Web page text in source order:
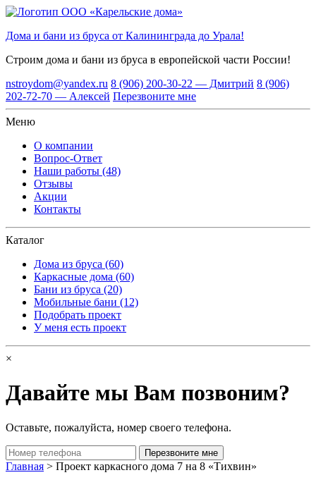
Дома и бани из бруса от Калининграда до Урала!
Строим дома и бани из бруса в европейской части России!
nstroydom@yandex.ru 8 (906) 200-30-22 — Дмитрий 8 (906)
202-72-70 — Алексей Перезвоните мне
Меню
О компании
Вопрос-Ответ
Наши работы (48)
Отзывы
Акции
Контакты
Каталог
Дома из бруса (60)
Каркасные дома (60)
Бани из бруса (20)
Мобильные бани (12)
Подобрать проект
У меня есть проект
×
Давайте мы Вам позвоним?
Оставьте, пожалуйста, номер своего телефона.
Главная > Проект каркасного дома 7 на 8 «Тихвин»